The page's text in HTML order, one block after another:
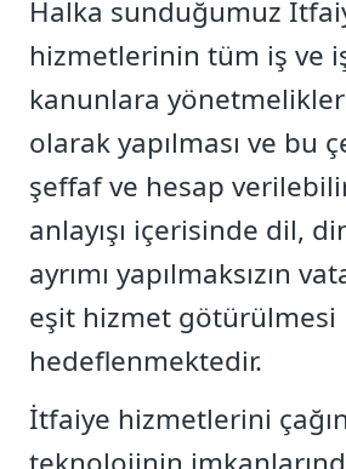
Halka sunduğumuz
hizmetlerinin tüm iş ve
kanunlara
olarak yapılması ve bu
şeffaf ve hesap
anlayışı içerisinde dil,
ayrımı yapılmaksızın
eşit hizmet götürülmesi
hedeflenmektedir.
İtfaiye hizmetlerini